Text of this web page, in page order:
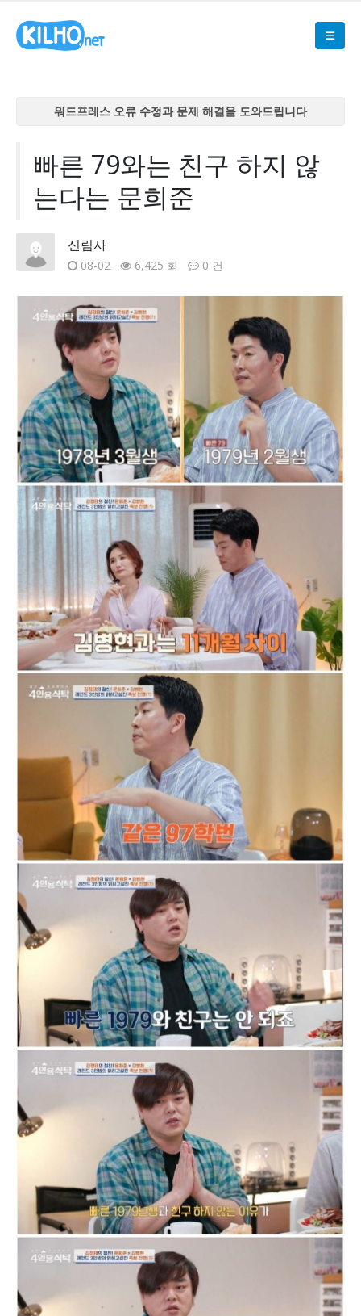
워드프레스 오류 수정과 문제 해결을 도와드립니다
워드프레스 오류 수정과 문제 해결을 도와드립니다
워드프레스 오류 수정과 문제 해결을 도와드립니다
워드프레스 오류 수정과 문제 해결을 도와드립니다
빠른 79와는 친구 하지 않
는다는 문희준
신림사
08-02 6,425 회 0 건